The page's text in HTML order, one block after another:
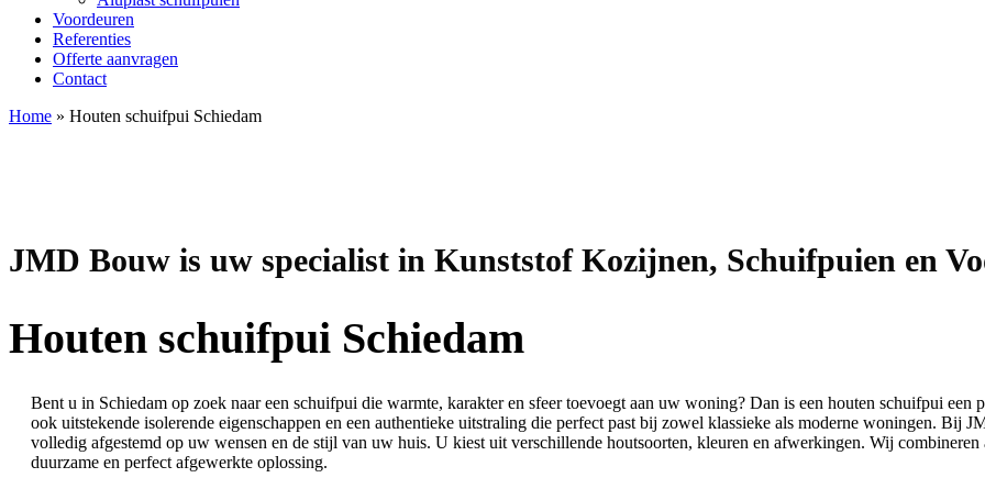
Voordeuren
Referenties
Offerte aanvragen
Contact
Home » Houten schuifpui Schiedam
JMD Bouw is uw specialist in Kunststof Kozijnen, Schuifpuien en
Houten schuifpui Schiedam
Bent u in Schiedam op zoek naar een schuifpui die warmte, karakter en sfeer toevoegt aan uw woning? Dan is een houten schuifpui
ook uitstekende isolerende eigenschappen en een authentieke uitstraling die perfect past bij zowel klassieke als moderne woningen. Bij
volledig afgestemd op uw wensen en de stijl van uw huis. U kiest uit verschillende houtsoorten, kleuren en afwerkingen. Wij
duurzame en perfect afgewerkte oplossing.